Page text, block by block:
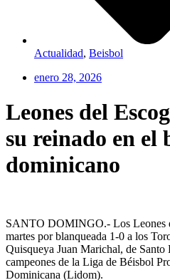
Actualidad, Beisbol
enero 28, 2026
Leones del
su reinado en el
dominicano
SANTO DOMINGO.- Los Leones
martes por blanqueada 1-0 a los
Quisqueya Juan Marichal, de Santo
campeones de la Liga de Béisbol
Dominicana (Lidom).